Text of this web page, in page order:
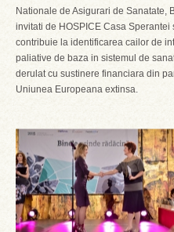
Nationale de Asigurari de Sanatate,
invitati de HOSPICE Casa
contribuie la identificarea cailor de
paliative de baza in sistemul de
derulat cu sustinere financiara din
Uniunea Europeana extinsa.